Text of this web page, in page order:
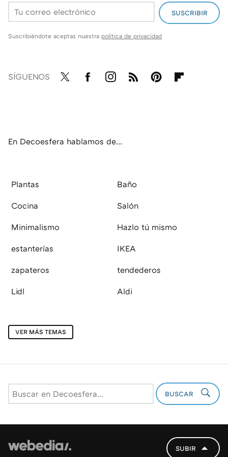
SUSCRIBIR
Suscribiéndote aceptas nuestra política de privacidad
SÍGUENOS
En Decoesfera hablamos de...
Plantas Baño
Cocina Salón
Minimalismo Hazlo tú mismo
estanterías IKEA
zapateros tendederos
Lidl Aldi
VER MÁS TEMAS
BUSCAR
SUBIR